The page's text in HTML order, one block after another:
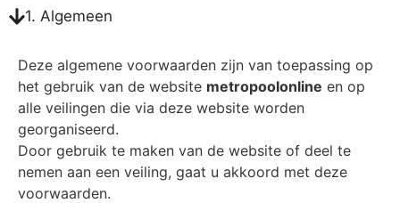
1. Algemeen
Deze algemene voorwaarden zijn van toepassing op
het gebruik van de website metropoolonline en op
alle veilingen die via deze website worden
georganiseerd.
Door gebruik te maken van de website of deel te
nemen aan een veiling, gaat u akkoord met deze
voorwaarden.